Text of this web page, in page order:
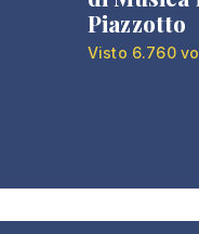
Piazzotto
Visto 6.760